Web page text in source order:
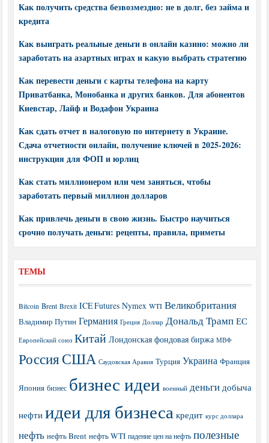
Как получить средства безвозмездно: не в долг, без займа и
кредита
Как выиграть реальные деньги в онлайн казино: можно ли
заработать на азартных играх и какую выбрать стратегию
Как перевести деньги с карты телефона на карту
Приватбанка, Монобанка и других банков. Для абонентов
Киевстар, Лайф и Водафон Украина
Как сдать отчет в налоговую по интернету в Украине.
Сдача отчетности онлайн, получение ключей в 2025-2026:
инструкция для ФОП и юрлиц
Как стать миллионером или чем заняться, чтобы
заработать первый миллион долларов
Как привлечь деньги в свою жизнь. Быстро научиться
срочно получать деньги: рецепты, правила, приметы
ТЕМЫ
Bitcoin Brent Brexit ICE Futures Nymex WTI Великобритания
Владимир Путин Германия Греция Доллар Дональд Трамп ЕС
Европейский союз Китай Лондонская фондовая биржа МВФ
РоссияСША Саудовская Аравия Турция Украина Франция
Япония бизнес бизнес идеи военный деньги добыча
нефти идеи для бизнеса кредит курс доллара
нефть нефть Brent нефть WTI падение цен на нефть полезные